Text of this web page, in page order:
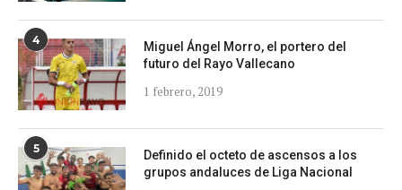
4
Miguel Ángel Morro, el portero del
futuro del Rayo Vallecano
1 febrero, 2019
5
Definido el octeto de ascensos a los
grupos andaluces de Liga Nacional